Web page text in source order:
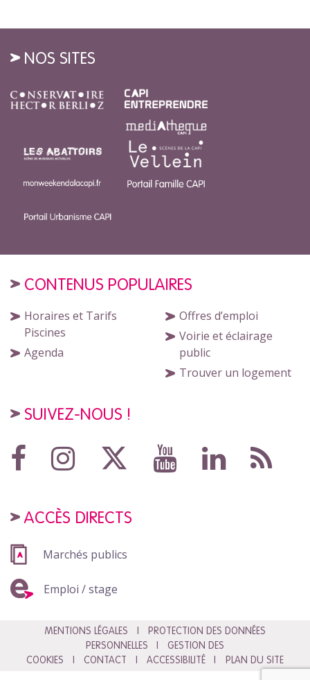
NOS SITES
CONTENUS POPULAIRES
Horaires et Tarifs
Piscines
Agenda
Offres d’emploi
Voirie et éclairage
public
Trouver un logement
SUIVEZ-NOUS !
ACCÈS DIRECTS
Marchés publics
Emploi / stage
MENTIONS LÉGALES
PROTECTION DES DONNÉES
PERSONNELLES
GESTION DES
COOKIES
CONTACT ACCESSIBILITÉ PLAN DU SITE